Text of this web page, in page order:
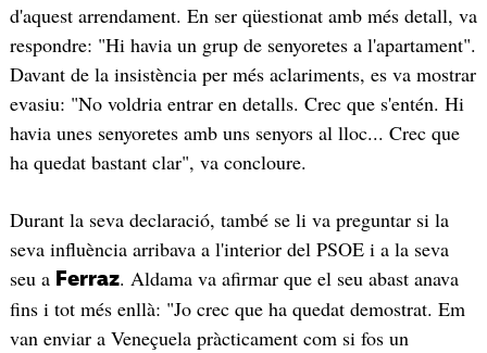
d'aquest arrendament. En ser qüestionat amb més detall, va
respondre: "Hi havia un grup de senyoretes a l'apartament".
Davant de la insistència per més aclariments, es va mostrar
evasiu: "No voldria entrar en detalls. Crec que s'entén. Hi
havia unes senyoretes amb uns senyors al lloc... Crec que
ha quedat bastant clar", va concloure.
Durant la seva declaració, també se li va preguntar si la
seva influència arribava a l'interior del PSOE i a la seva
seu a Ferraz. Aldama va afirmar que el seu abast anava
fins i tot més enllà: "Jo crec que ha quedat demostrat. Em
van enviar a Veneçuela pràcticament com si fos un